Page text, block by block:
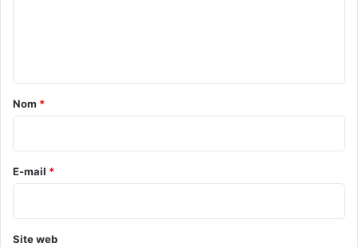
a
r
e
Nom *
E-mail *
Site web